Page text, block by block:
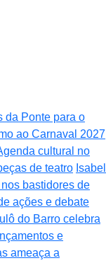
da Ponte para o
ao Carnaval 2027
cultural no
de teatro Isabel
bastidores de
ações e debate
do Barro celebra
e
ameaça a